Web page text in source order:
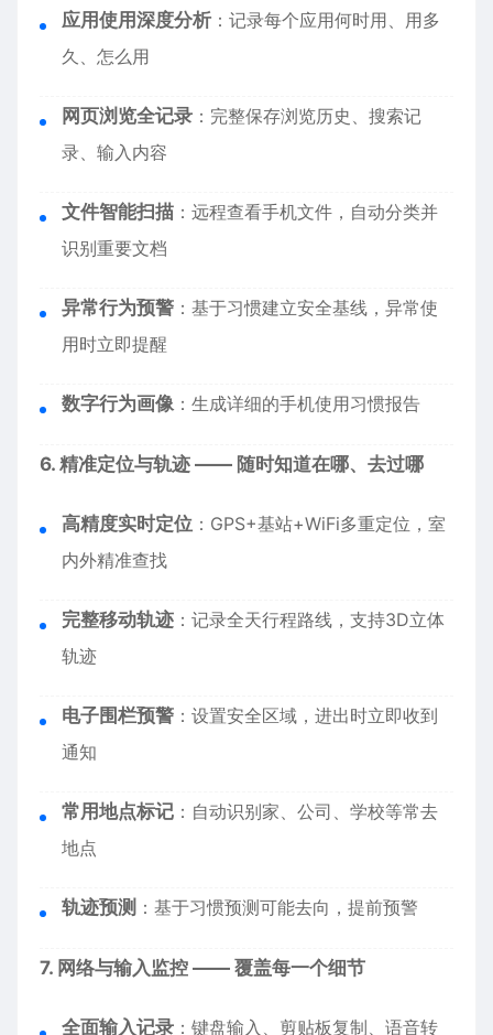
应用使用深度分析 ：记录每个应用何时用、用多
久、怎么用
网页浏览全记录 ：完整保存浏览历史、搜索记
录、输入内容
文件智能扫描 ：远程查看手机文件，自动分类并
识别重要文档
异常行为预警 ：基于习惯建立安全基线，异常使
用时立即提醒
数字行为画像：生成详细的手机使用习惯报告
6. 精准定位与轨迹 —— 随时知道在哪、去过哪
高精度实时定位 ：GPS+基站+WiFi多重定位，室
内外精准查找
完整移动轨迹 ：记录全天行程路线，支持3D立体
轨迹
电子围栏预警 ：设置安全区域，进出时立即收到
通知
常用地点标记 ：自动识别家、公司、学校等常去
地点
轨迹预测 ：基于习惯预测可能去向，提前预警
7. 网络与输入监控 —— 覆盖每一个细节
全面输入记录 ：键盘输入、剪贴板复制、语音转